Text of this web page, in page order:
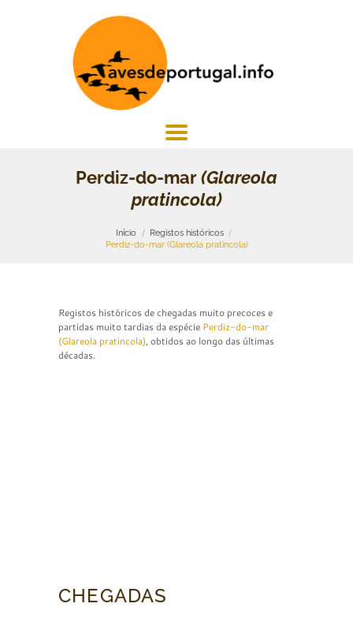
Perdiz-do-mar(Glareola
pratincola)
Início
Registos históricos
Perdiz-do-mar (Glareola pratincola)
Registos históricos de chegadas muito precoces e
partidas muito tardias da espécie Perdiz-do-mar
(Glareola pratincola), obtidos ao longo das últimas
décadas.
CHEGADAS